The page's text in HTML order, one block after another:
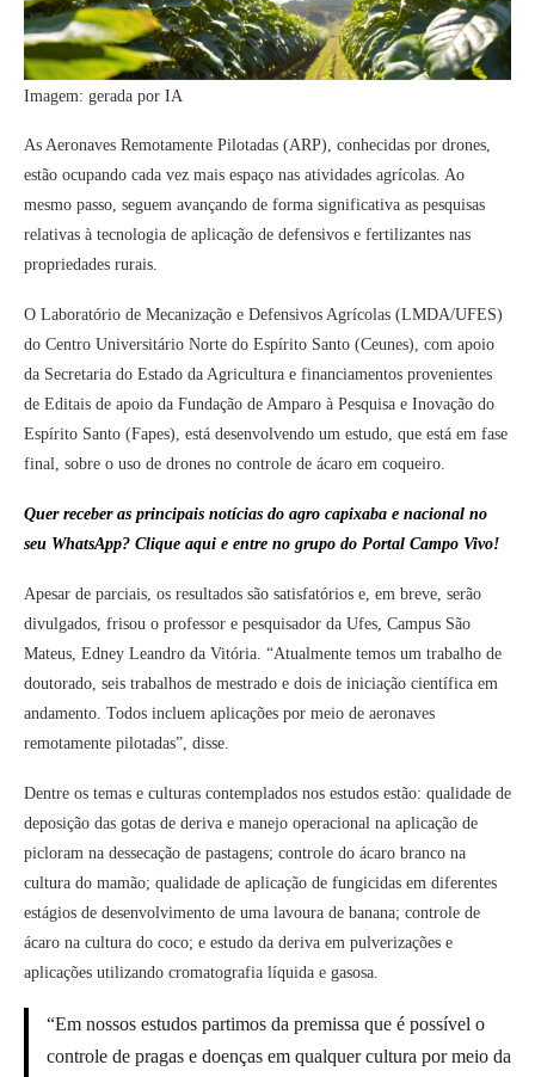
Imagem: gerada por IA
As Aeronaves Remotamente Pilotadas (ARP), conhecidas por drones,
estão ocupando cada vez mais espaço nas atividades agrícolas. Ao
mesmo passo, seguem avançando de forma significativa as pesquisas
relativas à tecnologia de aplicação de defensivos e fertilizantes nas
propriedades rurais.
O Laboratório de Mecanização e Defensivos Agrícolas (LMDA/UFES)
do Centro Universitário Norte do Espírito Santo (Ceunes), com apoio
da Secretaria do Estado da Agricultura e financiamentos provenientes
de Editais de apoio da Fundação de Amparo à Pesquisa e Inovação do
Espírito Santo (Fapes), está desenvolvendo um estudo, que está em fase
final, sobre o uso de drones no controle de ácaro em coqueiro.
Quer receber as principais notícias do agro capixaba e nacional no
seu WhatsApp? Clique aqui e entre no grupo do Portal Campo Vivo!
Apesar de parciais, os resultados são satisfatórios e, em breve, serão
divulgados, frisou o professor e pesquisador da Ufes, Campus São
Mateus, Edney Leandro da Vitória. “Atualmente temos um trabalho de
doutorado, seis trabalhos de mestrado e dois de iniciação científica em
andamento. Todos incluem aplicações por meio de aeronaves
remotamente pilotadas”, disse.
Dentre os temas e culturas contemplados nos estudos estão: qualidade de
deposição das gotas de deriva e manejo operacional na aplicação de
picloram na dessecação de pastagens; controle do ácaro branco na
cultura do mamão; qualidade de aplicação de fungicidas em diferentes
estágios de desenvolvimento de uma lavoura de banana; controle de
ácaro na cultura do coco; e estudo da deriva em pulverizações e
aplicações utilizando cromatografia líquida e gasosa.
“Em nossos estudos partimos da premissa que é possível o
controle de pragas e doenças em qualquer cultura por meio da